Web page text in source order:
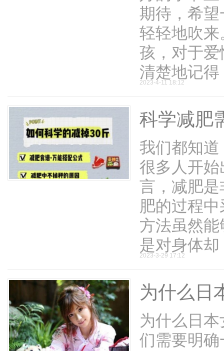
期待，希
轻轻地吹
孩，对于
清楚地记得
2023-4-11 18:12
科学减肥
我们都知
很多人开
言，减肥
肥的过程
方法虽然
是对身体却
2023-3-29 17:12
为什么日
为什么日
们需要明